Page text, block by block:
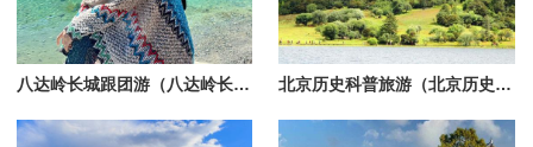
八达岭长城跟团游（八达岭长城跟团一日游） 北京历史科普旅游（北京历史科普旅游基地）